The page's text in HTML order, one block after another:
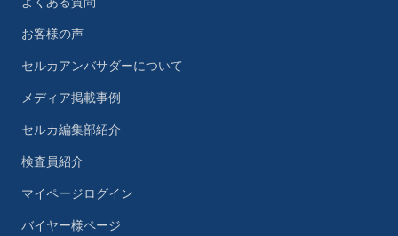
お客様の声
セルカアンバサダーについて
メディア掲載事例
セルカ編集部紹介
検査員紹介
マイページログイン
バイヤー様ページ